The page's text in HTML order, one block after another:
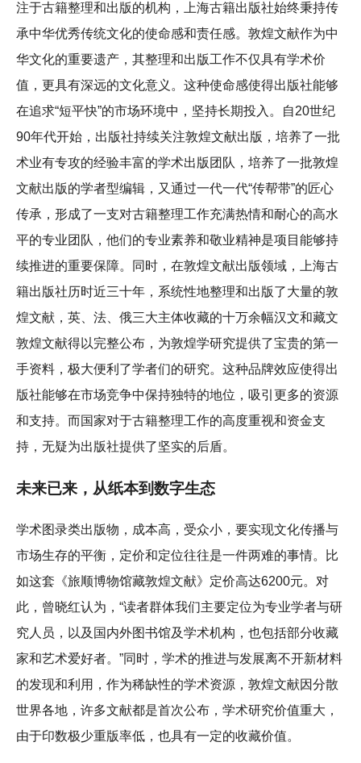
注于古籍整理和出版的机构，上海古籍出版社始终秉持传
承中华优秀传统文化的使命感和责任感。敦煌文献作为中
华文化的重要遗产，其整理和出版工作不仅具有学术价
值，更具有深远的文化意义。这种使命感使得出版社能够
在追求“短平快”的市场环境中，坚持长期投入。自20世纪
90年代开始，出版社持续关注敦煌文献出版，培养了一批
术业有专攻的经验丰富的学术出版团队，培养了一批敦煌
文献出版的学者型编辑，又通过一代一代“传帮带”的匠心
传承，形成了一支对古籍整理工作充满热情和耐心的高水
平的专业团队，他们的专业素养和敬业精神是项目能够持
续推进的重要保障。同时，在敦煌文献出版领域，上海古
籍出版社历时近三十年，系统性地整理和出版了大量的敦
煌文献，英、法、俄三大主体收藏的十万余幅汉文和藏文
敦煌文献得以完整公布，为敦煌学研究提供了宝贵的第一
手资料，极大便利了学者们的研究。这种品牌效应使得出
版社能够在市场竞争中保持独特的地位，吸引更多的资源
和支持。而国家对于古籍整理工作的高度重视和资金支
持，无疑为出版社提供了坚实的后盾。
未来已来，从纸本到数字生态
学术图录类出版物，成本高，受众小，要实现文化传播与
市场生存的平衡，定价和定位往往是一件两难的事情。比
如这套《旅顺博物馆藏敦煌文献》定价高达6200元。对
此，曾晓红认为，“读者群体我们主要定位为专业学者与研
究人员，以及国内外图书馆及学术机构，也包括部分收藏
家和艺术爱好者。”同时，学术的推进与发展离不开新材料
的发现和利用，作为稀缺性的学术资源，敦煌文献因分散
世界各地，许多文献都是首次公布，学术研究价值重大，
由于印数极少重版率低，也具有一定的收藏价值。